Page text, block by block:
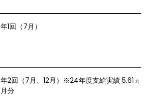
年1回（7月）
年2回（7月、12月）※24年度支給実績 5.61ヵ
月分